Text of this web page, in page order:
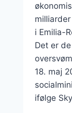
i Emilia-
Det er
18. maj
ifølge